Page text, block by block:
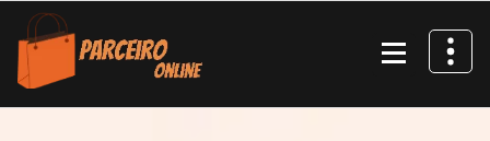
Pular
para
conteúdo